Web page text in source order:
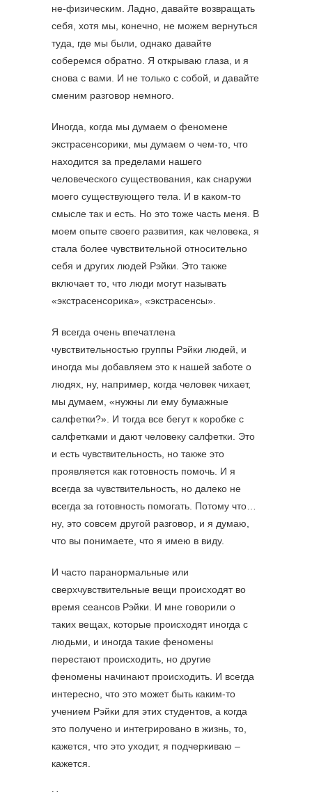
не-физическим. Ладно, давайте возвращать
себя, хотя мы, конечно, не можем вернуться
туда, где мы были, однако давайте
соберемся обратно. Я открываю глаза, и я
снова с вами. И не только с собой, и давайте
сменим разговор немного.
Иногда, когда мы думаем о феномене
экстрасенсорики, мы думаем о чем-то, что
находится за пределами нашего
человеческого существования, как снаружи
моего существующего тела. И в каком-то
смысле так и есть. Но это тоже часть меня. В
моем опыте своего развития, как человека, я
стала более чувствительной относительно
себя и других людей Рэйки. Это также
включает то, что люди могут называть
«экстрасенсорика», «экстрасенсы».
Я всегда очень впечатлена
чувствительностью группы Рэйки людей, и
иногда мы добавляем это к нашей заботе о
людях, ну, например, когда человек чихает,
мы думаем, «нужны ли ему бумажные
салфетки?». И тогда все бегут к коробке с
салфетками и дают человеку салфетки. Это
и есть чувствительность, но также это
проявляется как готовность помочь. И я
всегда за чувствительность, но далеко не
всегда за готовность помогать. Потому что…
ну, это совсем другой разговор, и я думаю,
что вы понимаете, что я имею в виду.
И часто паранормальные или
сверхчувствительные вещи происходят во
время сеансов Рэйки. И мне говорили о
таких вещах, которые происходят иногда с
людьми, и иногда такие феномены
перестают происходить, но другие
феномены начинают происходить. И всегда
интересно, что это может быть каким-то
учением Рэйки для этих студентов, а когда
это получено и интегрировано в жизнь, то,
кажется, что это уходит, я подчеркиваю –
кажется.